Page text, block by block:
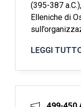
(395-387
Elleniche di
LEGGI